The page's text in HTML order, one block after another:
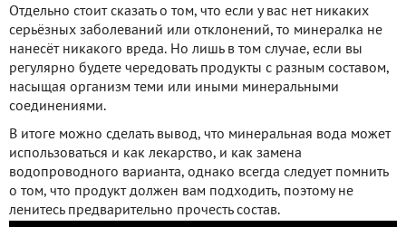
Отдельно стоит сказать о том, что если у вас нет никаких
серьёзных заболеваний или отклонений, то минералка не
нанесёт никакого вреда. Но лишь в том случае, если вы
регулярно будете чередовать продукты с разным составом,
насыщая организм теми или иными минеральными
соединениями.
В итоге можно сделать вывод, что минеральная вода может
использоваться и как лекарство, и как замена
водопроводного варианта, однако всегда следует помнить
о том, что продукт должен вам подходить, поэтому не
ленитесь предварительно прочесть состав.